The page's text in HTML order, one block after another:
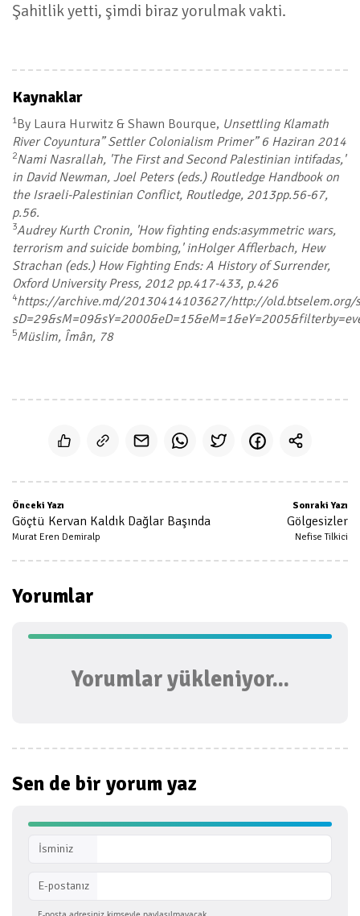
Şahitlik yetti, şimdi biraz yorulmak vakti.
Kaynaklar
1By Laura Hurwitz & Shawn Bourque, Unsettling Klamath
River Coyuntura” Settler Colonialism Primer” 6 Haziran 2014
2Nami Nasrallah, 'The First and Second Palestinian intifadas,'
in David Newman, Joel Peters (eds.) Routledge Handbook on
the Israeli-Palestinian Conflict, Routledge, 2013pp.56-67,
p.56.
3Audrey Kurth Cronin, 'How fighting ends:asymmetric wars,
terrorism and suicide bombing,' inHolger Afflerbach, Hew
Strachan (eds.) How Fighting Ends: A History of Surrender,
Oxford University Press, 2012 pp.417-433, p.426
4https://archive.md/20130414103627/http://old.btselem.org/
5Müslim, Îmân, 78
Önceki Yazı
Göçtü Kervan Kaldık Dağlar Başında
Murat Eren Demiralp
Sonraki Yazı
Gölgesizler
Nefise Tilkici
Yorumlar
Yorumlar yükleniyor...
Sen de bir yorum yaz
İsminiz
E-postanız